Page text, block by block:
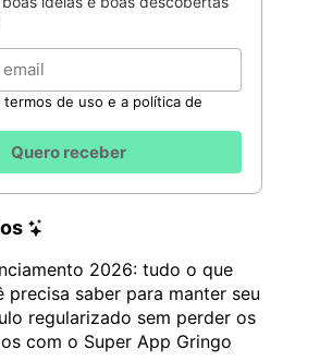
termos de uso e a política de
Quero receber
2026: tudo o que
precisa saber para manter seu
regularizado sem perder os
com o Super App Gringo